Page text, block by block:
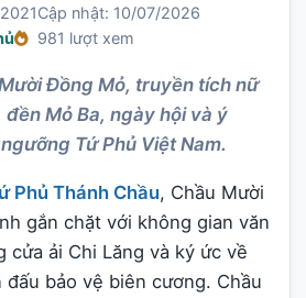
Cập nhật: 10/07/2026
981 lượt xem
Đồng Mỏ, truyền tích nữ
Mỏ Ba, ngày hội và ý
Tứ Phủ Việt Nam.
Phủ Thánh Chầu, Chầu Mười
gắn chặt với không gian văn
cửa ải Chi Lăng và ký ức về
bảo vệ biên cương. Chầu